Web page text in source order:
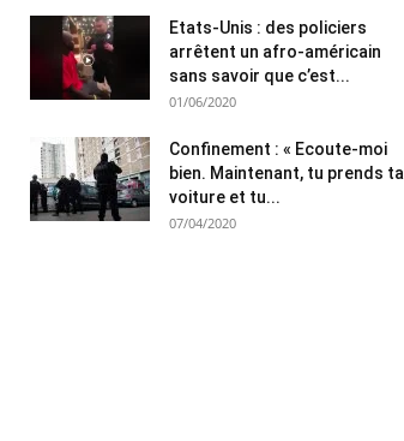
Etats-Unis : des policiers
arrêtent un afro-américain
sans savoir que c’est...
01/06/2020
Confinement : « Ecoute-moi
bien. Maintenant, tu prends ta
voiture et tu...
07/04/2020